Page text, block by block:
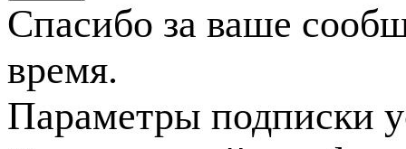
Спасибо за ваше
время.
Параметры подписки